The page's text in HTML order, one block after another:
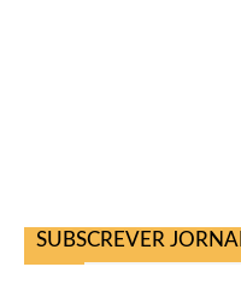
SUBSCREVER